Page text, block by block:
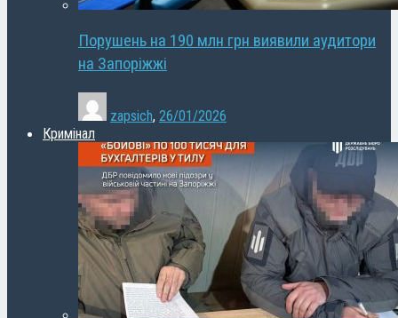
Порушень на 190 млн грн виявили аудитори
на Запоріжжі
zapsich, 26/01/2026
Кримінал